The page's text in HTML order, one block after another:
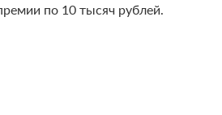
по 10 тысяч рублей.